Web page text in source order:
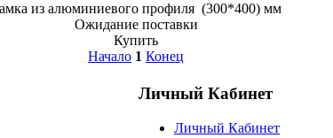
из алюминиевого профиля (300*400) мм
Ожидание поставки
Купить
Начало 1 Конец
Личный Кабинет
Личный Кабинет